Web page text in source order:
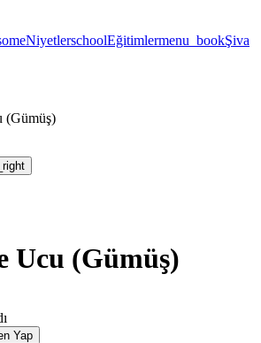
NiyetlerschoolEğitimlermenu_bookŞiva
(Gümüş)
Ucu (Gümüş)
Yap